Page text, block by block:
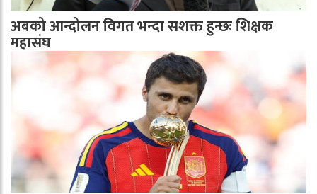
अबको आन्दोलन विगत भन्दा सशक्त हुन्छः शिक्षक
महासंघ